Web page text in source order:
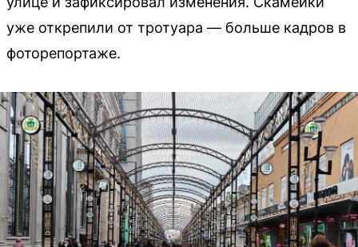
уже открепили от тротуара — больше кадров в
фоторепортаже.